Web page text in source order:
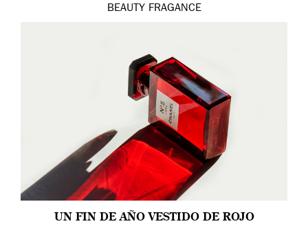
BEAUTY FRAGANCE
UN FIN DE AÑO VESTIDO DE ROJO